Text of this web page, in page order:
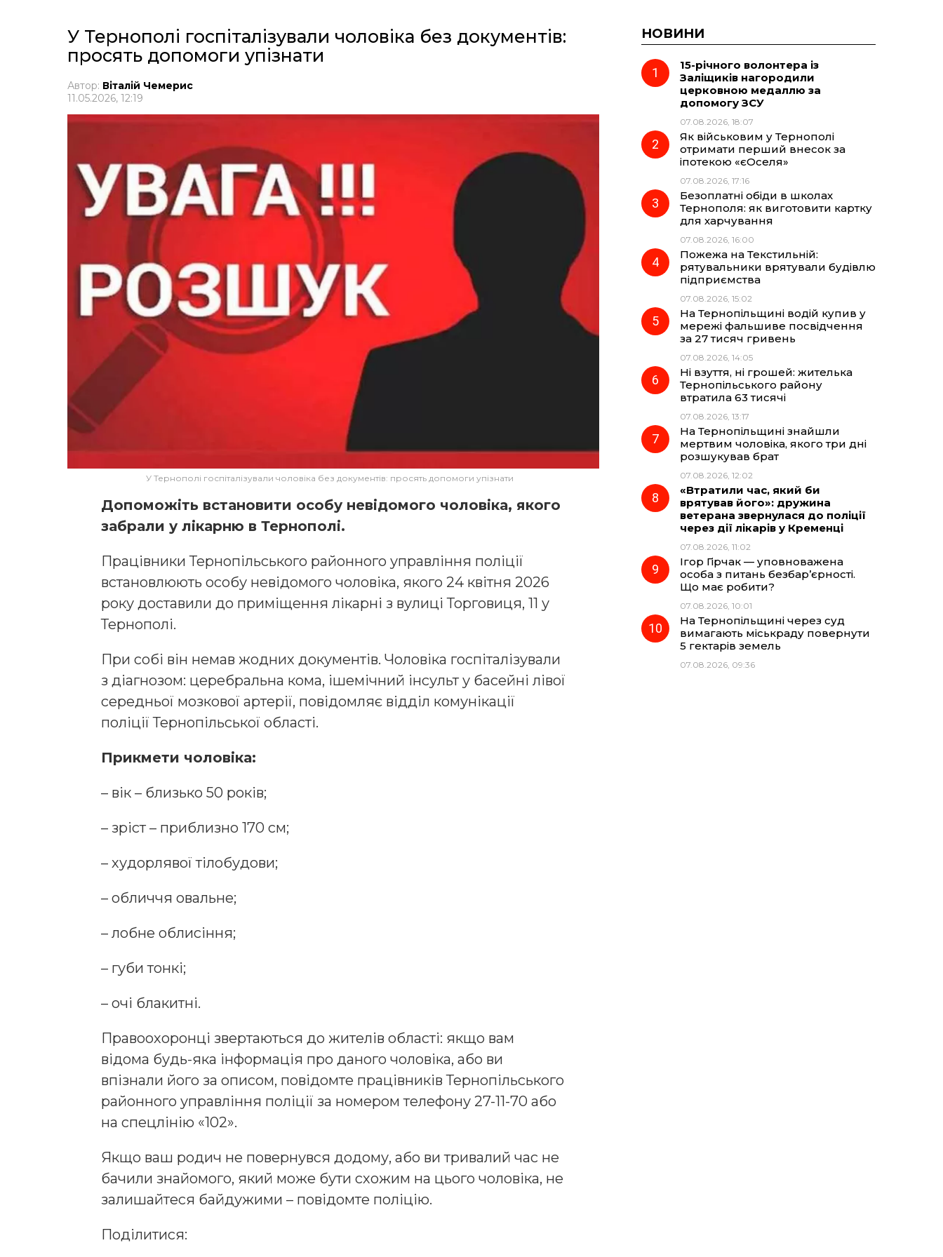
У Тернополі госпіталізували чоловіка без документів:
просять допомоги упізнати
Автор: Віталій Чемерис
11.05.2026, 12:19
У Тернополі госпіталізували чоловіка без документів: просять допомоги упізнати
Допоможіть встановити особу невідомого чоловіка, якого
забрали у лікарню в Тернополі.
Працівники Тернопільського районного управління поліції
встановлюють особу невідомого чоловіка, якого 24 квітня 2026
року доставили до приміщення лікарні з вулиці Торговиця, 11 у
Тернополі.
При собі він немав жодних документів. Чоловіка госпіталізували
з діагнозом: церебральна кома, ішемічний інсульт у басейні лівої
середньої мозкової артерії, повідомляє відділ комунікації
поліції Тернопільської області.
Прикмети чоловіка:
– вік – близько 50 років;
– зріст – приблизно 170 см;
– худорлявої тілобудови;
– обличчя овальне;
– лобне облисіння;
– губи тонкі;
– очі блакитні.
Правоохоронці звертаються до жителів області: якщо вам
відома будь-яка інформація про даного чоловіка, або ви
впізнали його за описом, повідомте працівників Тернопільського
районного управління поліції за номером телефону 27-11-70 або
на спецлінію «102».
Якщо ваш родич не повернувся додому, або ви тривалий час не
бачили знайомого, який може бути схожим на цього чоловіка, не
залишайтеся байдужими – повідомте поліцію.
Поділитися:
НОВИНИ
15-річного волонтера із
Заліщиків нагородили
церковною медаллю за
допомогу ЗСУ
07.08.2026, 18:07
Як військовим у Тернополі
отримати перший внесок за
іпотекою «єОселя»
07.08.2026, 17:16
Безоплатні обіди в школах
Тернополя: як виготовити картку
для харчування
07.08.2026, 16:00
Пожежа на Текстильній:
рятувальники врятували будівлю
підприємства
07.08.2026, 15:02
На Тернопільщині водій купив у
мережі фальшиве посвідчення
за 27 тисяч гривень
07.08.2026, 14:05
Ні взуття, ні грошей: жителька
Тернопільського району
втратила 63 тисячі
07.08.2026, 13:17
На Тернопільщині знайшли
мертвим чоловіка, якого три дні
розшукував брат
07.08.2026, 12:02
«Втратили час, який би
врятував його»: дружина
ветерана звернулася до поліції
через дії лікарів у Кременці
07.08.2026, 11:02
Ігор Гірчак — уповноважена
особа з питань безбар’єрності.
Що має робити?
07.08.2026, 10:01
На Тернопільщині через суд
вимагають міськраду повернути
5 гектарів земель
07.08.2026, 09:36